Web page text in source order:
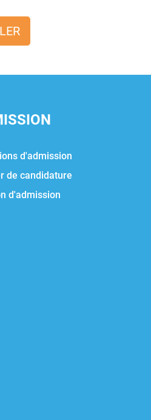
d'admission
de candidature
d'admission